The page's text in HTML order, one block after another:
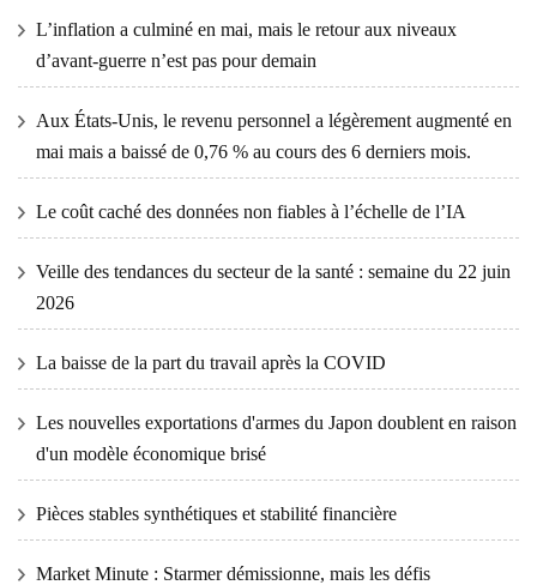
L’inflation a culminé en mai, mais le retour aux niveaux
d’avant-guerre n’est pas pour demain
Aux États-Unis, le revenu personnel a légèrement augmenté en
mai mais a baissé de 0,76 % au cours des 6 derniers mois.
Le coût caché des données non fiables à l’échelle de l’IA
Veille des tendances du secteur de la santé : semaine du 22 juin
2026
La baisse de la part du travail après la COVID
Les nouvelles exportations d'armes du Japon doublent en raison
d'un modèle économique brisé
Pièces stables synthétiques et stabilité financière
Market Minute : Starmer démissionne, mais les défis